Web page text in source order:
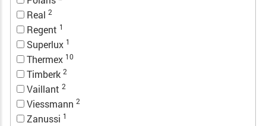
Real 2
Regent 1
Superlux 1
Thermex 10
Timberk 2
Vaillant 2
Viessmann 2
Zanussi 1